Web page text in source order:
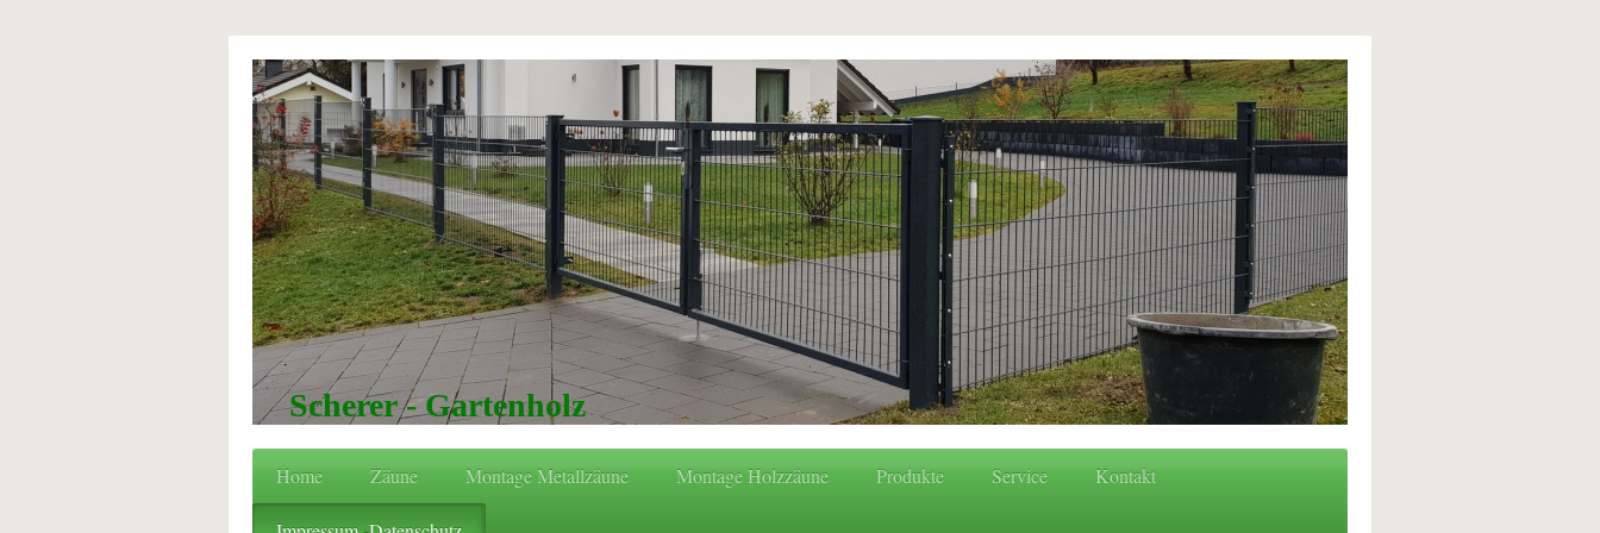
Scherer - Gartenholz
Home Zäune Montage Metallzäune Montage Holzzäune Produkte Service Kontakt